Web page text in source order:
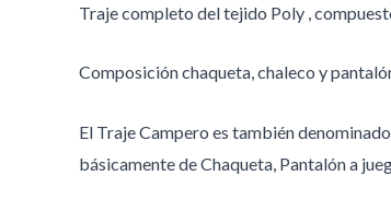
Traje completo del tejido Poly ,
Composición chaqueta, chaleco y
El Traje Campero es también
básicamente de Chaqueta, Pantalón a